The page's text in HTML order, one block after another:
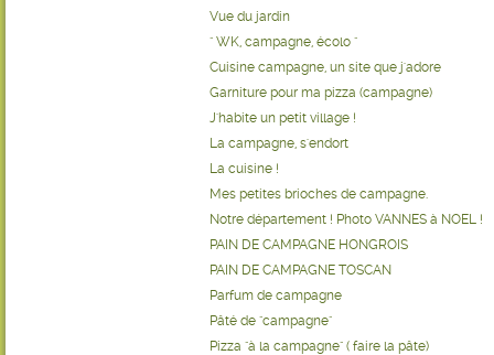
Vue du jardin
" WK, campagne, écolo "
Cuisine campagne, un site que j'adore
Garniture pour ma pizza (campagne)
J'habite un petit village !
La campagne, s'endort
La cuisine !
Mes petites brioches de campagne.
Notre département ! Photo VANNES à NOEL !
PAIN DE CAMPAGNE HONGROIS
PAIN DE CAMPAGNE TOSCAN
Parfum de campagne
Pâté de "campagne"
Pizza "à la campagne" ( faire la pâte)